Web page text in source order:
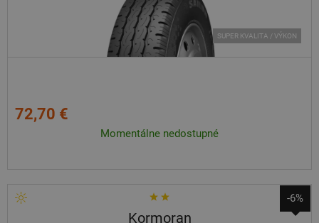
SUPER KVALITA / VÝKON
72,70 €
Momentálne nedostupné
-6%
Kormoran